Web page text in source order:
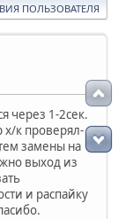
ПОЛЬЗОВАТЕЛЯ
через 1-2сек.
х/к проверял-
замены на
выход из
и распайку